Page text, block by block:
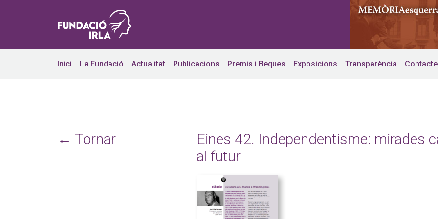
Inici La Fundació Actualitat Publicacions Premis i Beques Exposicions Transparència Contacte
← Tornar
Eines 42. Independentisme: mirades
al futur